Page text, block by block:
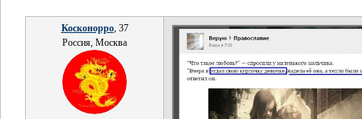
Косконорро, 37
Россия, Москва